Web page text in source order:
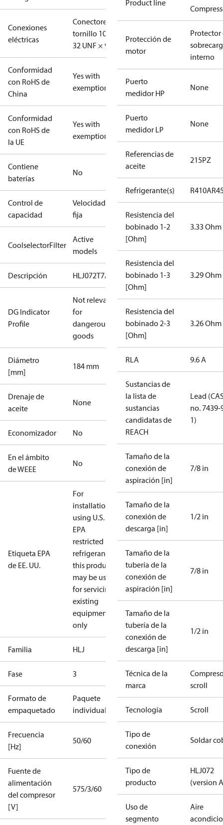
Conexiones
eléctricas
Conectores
tornillo 10-
32 UNF × 9,5
Conformidad
con RoHS de
China
Yes with
exemptions
Conformidad
con RoHS de
la UE
Yes with
exemptions
Contiene
baterías
No
Control de
capacidad
Velocidad
fija
CoolselectorFilter
Active
models
Descripción HLJ072T7A
DG Indicator
Profile
Not relevant
for
dangerous
goods
Diámetro
[mm]
184 mm
Drenaje de
aceite
None
Economizador No
En el ámbito
de WEEE
No
Etiqueta EPA
de EE. UU.
For
installations
using U.S.
EPA
restricted
refrigerants,
this product
may be used
for servicing
existing
equipment
only
Familia HLJ
Fase 3
Formato de
empaquetado
Paquete
individual
Frecuencia
[Hz]
50/60
Fuente de
alimentación
del compresor
[V]
575/3/60
Product line
Protección de
motor
Protector
interno
Puerto
medidor HP
None
Puerto
medidor LP
None
Referencias de
aceite
215PZ
Refrigerante(s) R410A
Resistencia del
bobinado 1-2
[Ohm]
3.33 Ohm
Resistencia del
bobinado 1-3
[Ohm]
3.29 Ohm
Resistencia del
bobinado 2-3
[Ohm]
3.26 Ohm
RLA 9.6 A
Sustancias de
la lista de
sustancias
candidatas de
REACH
Lead
no. 7439-
1)
Tamaño de la
conexión de
aspiración [in]
7/8 in
Tamaño de la
conexión de
descarga [in]
1/2 in
Tamaño de la
tubería de la
conexión de
aspiración [in]
7/8 in
Tamaño de la
tubería de la
conexión de
descarga [in]
1/2 in
Técnica de la
marca
scroll
Tecnología Scroll
Tipo de
conexión
Soldar
Tipo de
producto
HLJ072
(version
Uso de
segmento
Aire